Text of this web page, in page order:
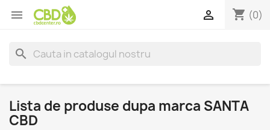
 shopping_cart (0)

search
Lista de produse dupa marca SANTA
CBD